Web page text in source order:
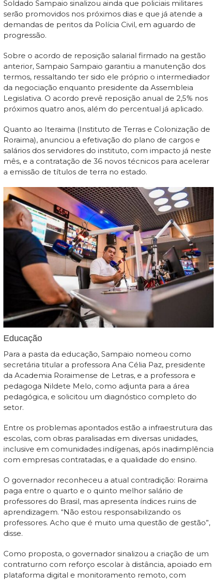
Soldado Sampaio sinalizou ainda que policiais militares
serão promovidos nos próximos dias e que já atende a
demandas de peritos da Polícia Civil, em aguardo de
progressão.
Sobre o acordo de reposição salarial firmado na gestão
anterior, Sampaio Sampaio garantiu a manutenção dos
termos, ressaltando ter sido ele próprio o intermediador
da negociação enquanto presidente da Assembleia
Legislativa. O acordo prevê reposição anual de 2,5% nos
próximos quatro anos, além do percentual já aplicado.
Quanto ao Iteraima (Instituto de Terras e Colonização de
Roraima), anunciou a efetivação do plano de cargos e
salários dos servidores do instituto, com impacto já neste
mês, e a contratação de 36 novos técnicos para acelerar
a emissão de títulos de terra no estado.
Educação
Para a pasta da educação, Sampaio nomeou como
secretária titular a professora Ana Célia Paz, presidente
da Academia Roraimense de Letras, e a professora e
pedagoga Nildete Melo, como adjunta para a área
pedagógica, e solicitou um diagnóstico completo do
setor.
Entre os problemas apontados estão a infraestrutura das
escolas, com obras paralisadas em diversas unidades,
inclusive em comunidades indígenas, após inadimplência
com empresas contratadas, e a qualidade do ensino.
O governador reconheceu a atual contradição: Roraima
paga entre o quarto e o quinto melhor salário de
professores do Brasil, mas apresenta índices ruins de
aprendizagem. “Não estou responsabilizando os
professores. Acho que é muito uma questão de gestão”,
disse.
Como proposta, o governador sinalizou a criação de um
contraturno com reforço escolar à distância, apoiado em
plataforma digital e monitoramento remoto, com